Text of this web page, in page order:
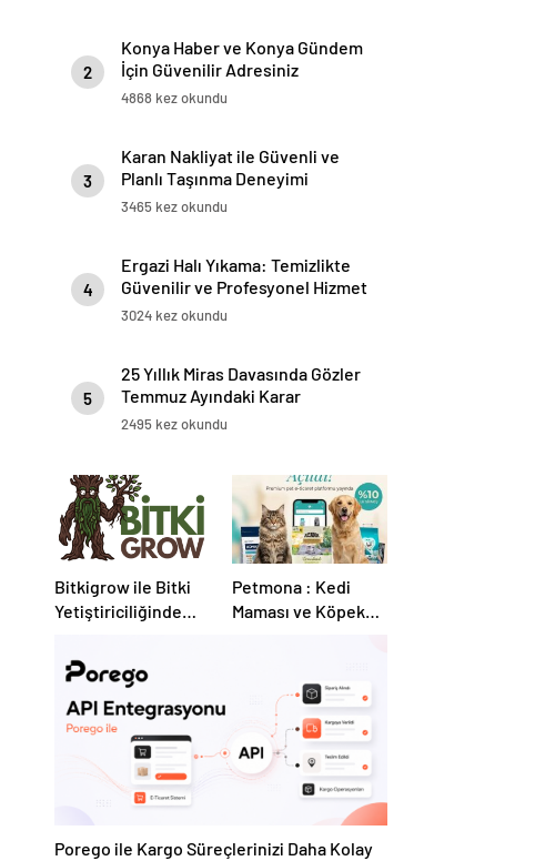
2
Konya Haber ve Konya Gündem
İçin Güvenilir Adresiniz
4868 kez okundu
3
Karan Nakliyat ile Güvenli ve
Planlı Taşınma Deneyimi
3465 kez okundu
4
Ergazi Halı Yıkama: Temizlikte
Güvenilir ve Profesyonel Hizmet
3024 kez okundu
5
25 Yıllık Miras Davasında Gözler
Temmuz Ayındaki Karar
Duruşmasına Çevrildi
2495 kez okundu
Bitkigrow ile Bitki
Yetiştiriciliğinde
Ürün Seçimi
Petmona : Kedi
Maması ve Köpek
Porego ile Kargo Süreçlerinizi Daha Kolay